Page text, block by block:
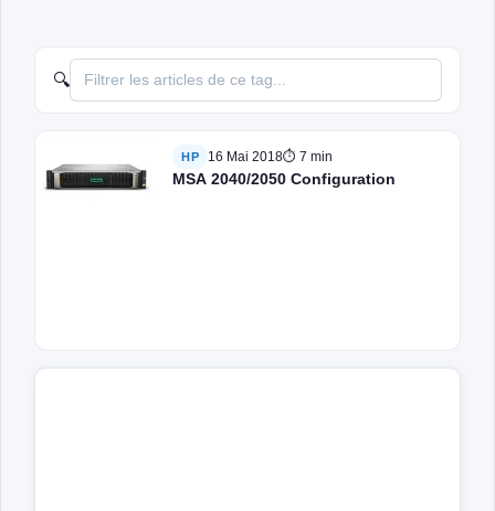
🔍
HP 16 Mai 2018⏱ 7 min
MSA 2040/2050 Configuration